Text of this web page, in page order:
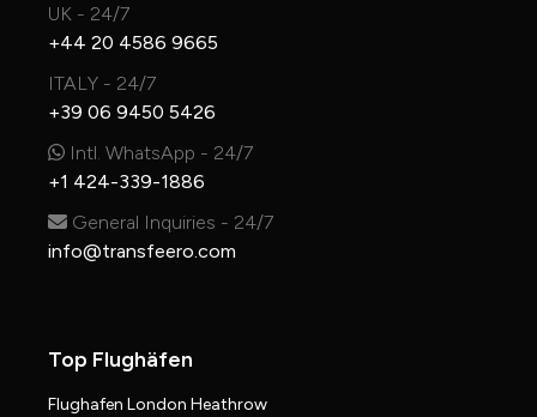
UK - 24/7
+44 20 4586 9665
ITALY - 24/7
+39 06 9450 5426
Intl. WhatsApp - 24/7
+1 424-339-1886
General Inquiries - 24/7
info@transfeero.com
Top Flughäfen
Flughafen London Heathrow